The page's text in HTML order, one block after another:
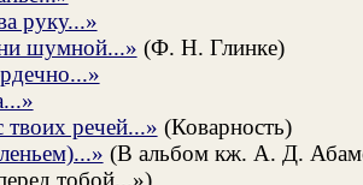
руку...»
шумной...» (Ф. Н. Глинке)
твоих речей...» (Коварность)
(В альбом кж. А. Д.
тобой...»)